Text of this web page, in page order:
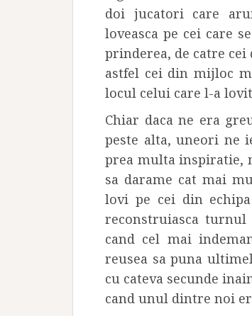
doi jucatori care
loveasca pe cei care
prinderea, de catre
astfel cei din mijloc
locul celui care l-a
Chiar daca ne era
peste alta, uneori ne
prea multa inspiratie,
sa darame cat mai
lovi pe cei din
reconstruiasca
cand cel mai
reusea sa puna
cu cateva secunde
cand unul dintre noi